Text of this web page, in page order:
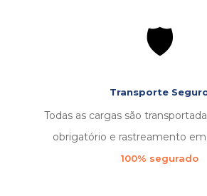
🛡️
Transporte
Todas as cargas são
obrigatório e rastreamento
100% segurado